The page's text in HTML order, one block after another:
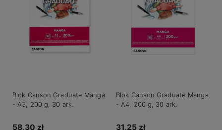
Blok Canson Graduate Manga
- A3, 200 g, 30 ark.
58,30 zł
Blok Canson Graduate Manga
- A4, 200 g, 30 ark.
31,25 zł